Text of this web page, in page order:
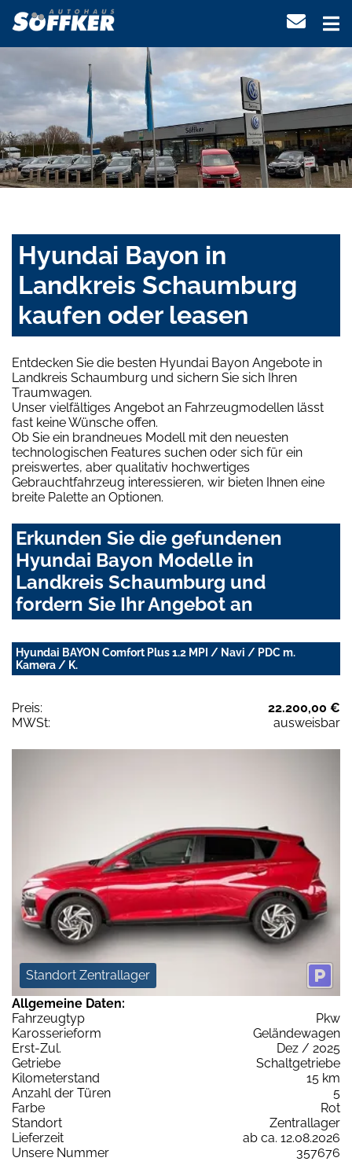
Hyundai Bayon in
Landkreis Schaumburg
kaufen oder leasen
Entdecken Sie die besten Hyundai Bayon Angebote in
Landkreis Schaumburg und sichern Sie sich Ihren
Traumwagen.
Unser vielfältiges Angebot an Fahrzeugmodellen lässt
fast keine Wünsche offen.
Ob Sie ein brandneues Modell mit den neuesten
technologischen Features suchen oder sich für ein
preiswertes, aber qualitativ hochwertiges
Gebrauchtfahrzeug interessieren, wir bieten Ihnen eine
breite Palette an Optionen.
Erkunden Sie die gefundenen
Hyundai Bayon Modelle in
Landkreis Schaumburg und
fordern Sie Ihr Angebot an
Hyundai BAYON Comfort Plus 1.2 MPI / Navi / PDC m.
Kamera / K.
Preis:
22.200,00 €
MWSt:
ausweisbar
Standort Zentrallager
Allgemeine Daten:
Fahrzeugtyp
Pkw
Karosserieform
Geländewagen
Erst-Zul.
Dez / 2025
Getriebe
Schaltgetriebe
Kilometerstand
15 km
Anzahl der Türen
5
Farbe
Rot
Standort
Zentrallager
Lieferzeit
ab ca. 12.08.2026
Unsere Nummer
357676